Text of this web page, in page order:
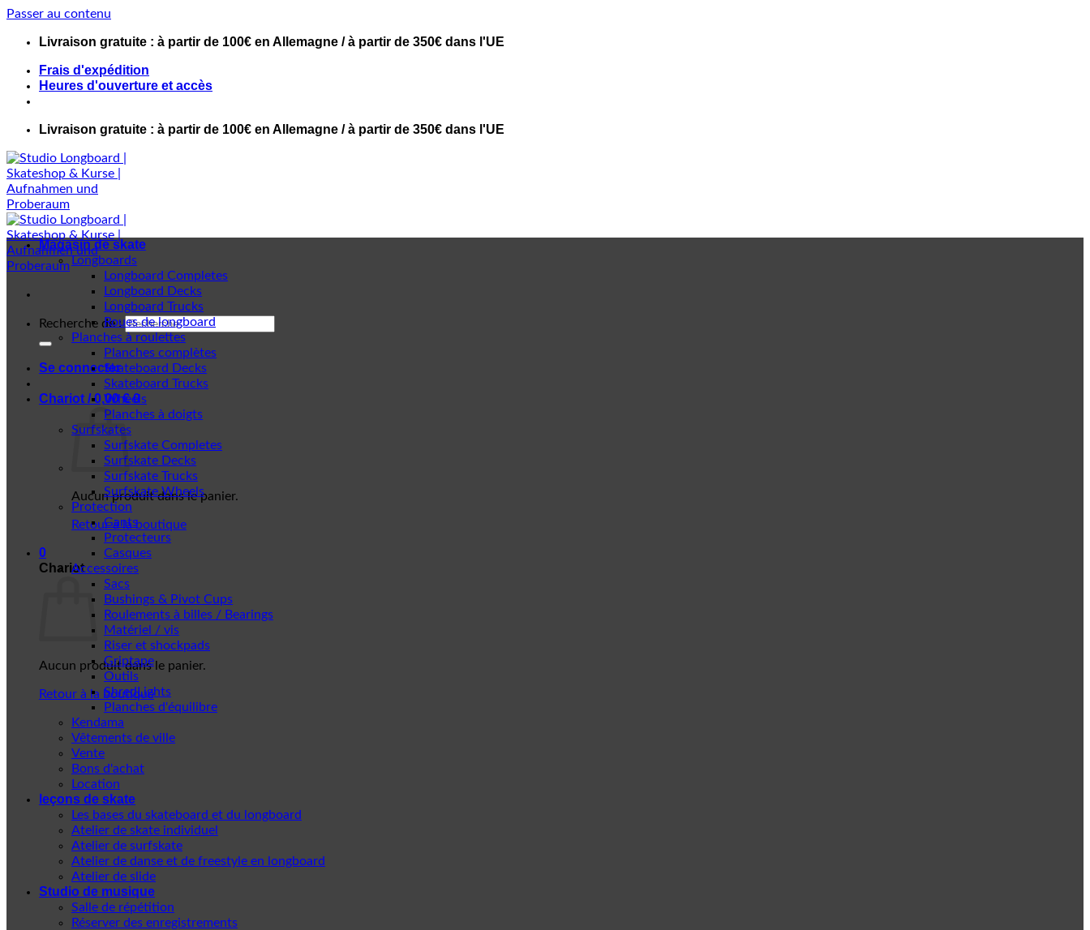
Passer au contenu
Livraison gratuite : à partir de 100€ en Allemagne / à partir de 350€ dans l'UE
Frais d'expédition
Heures d'ouverture et accès
Livraison gratuite : à partir de 100€ en Allemagne / à partir de 350€ dans l'UE
Recherche de :
Se connecter
Chariot /0,00€ 0
Aucun produit dans le panier.
Retour à la boutique
0
Chariot
Aucun produit dans le panier.
Retour à la boutique
Magasin de skate
Longboards
Longboard Completes
Longboard Decks
Longboard Trucks
Roues de longboard
Planches à roulettes
Planches complètes
Skateboard Decks
Skateboard Trucks
Wheels
Planches à doigts
Surfskates
Surfskate Completes
Surfskate Decks
Surfskate Trucks
Surfskate Wheels
Protection
Gants
Protecteurs
Casques
Accessoires
Sacs
Bushings & Pivot Cups
Roulements à billes / Bearings
Matériel / vis
Riser et shockpads
Griptape
Outils
ShredLights
Planches d'équilibre
Kendama
Vêtements de ville
Vente
Bons d'achat
Location
leçons de skate
Les bases du skateboard et du longboard
Atelier de skate individuel
Atelier de surfskate
Atelier de danse et de freestyle en longboard
Atelier de slide
Studio de musique
Salle de répétition
Réserver des enregistrements